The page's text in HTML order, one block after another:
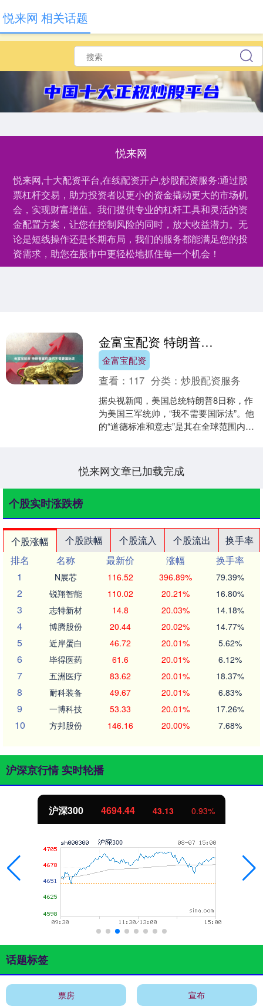
悦来网
悦来网,十大配资平台,在线配资开户,炒股配资服务:通过股
票杠杆交易，助力投资者以更小的资金撬动更大的市场机
会，实现财富增值。我们提供专业的杠杆工具和灵活的资
金配置方案，让您在控制风险的同时，放大收益潜力。无
论是短线操作还是长期布局，我们的服务都能满足您的投
资需求，助您在股市中更轻松地抓住每一个机会！
悦来网 相关话题
金富宝配资 特朗普宣称自己不需要国际法
金富宝配资
查看： 117 分类：炒股配资服务
据央视新闻，美国总统特朗普8日称，作
为美国三军统帅，“我不需要国际法”。他
的“道德标准和意志”是其在全球范围内指
悦来网文章已加载完成
个股实时涨跌榜
个股涨幅 个股跌幅 个股流入 个股流出
换手率
排名
名称 最新价 涨幅
换手率
1
N展芯 116.52 396.89% 79.39%
2 锐翔智能 110.02 20.21% 16.80%
3 志特新材 14.8 20.03% 14.18%
4 博腾股份 20.44 20.02% 14.77%
5 近岸蛋白 46.72 20.01% 5.62%
6 毕得医药 61.6 20.01% 6.12%
7 五洲医疗 83.62 20.01% 18.37%
8 耐科装备 49.67 20.01% 6.83%
9 一博科技 53.33 20.01% 17.26%
10 方邦股份 146.16 20.00% 7.68%
沪深京行情 实时轮播
沪深300 4694.44 43.13 0.93%
话题标签
票房 宣布